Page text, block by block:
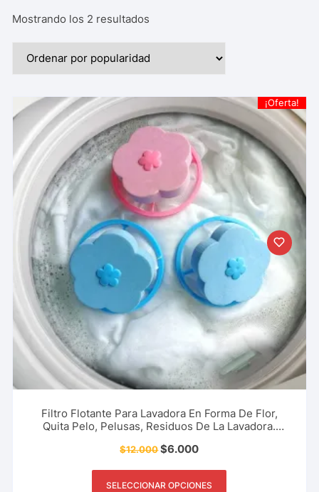
Mostrando los 2 resultados
¡Oferta!
Filtro Flotante Para Lavadora En Forma De Flor,
Quita Pelo, Pelusas, Residuos De La Lavadora.
$12.000$6.000
SELECCIONAR OPCIONES